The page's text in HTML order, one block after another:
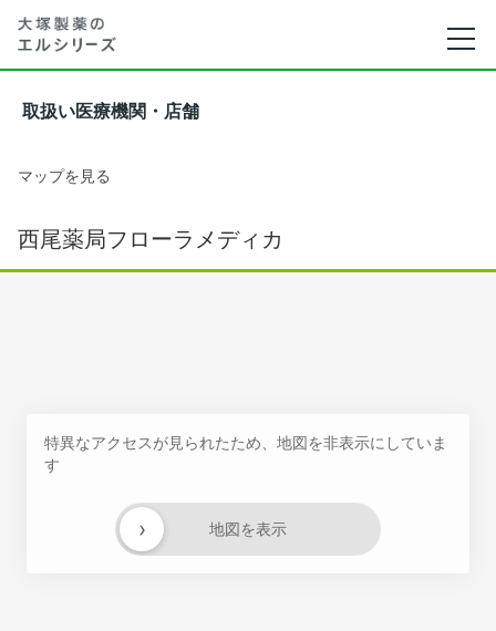
取扱い医療機関・店舗
マップを見る
西尾薬局フローラメディカ
特異なアクセスが見られたため、地図を非表示にしていま
す
地図を表示
›